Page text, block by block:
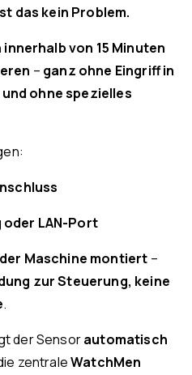
das kein Problem.
innerhalb von 15 Minuten
– ganz ohne Eingriff in
ohne spezielles
oder LAN-Port
Maschine montiert –
zur Steuerung, keine
.
der Sensorautomatisch
zentraleWatchMen